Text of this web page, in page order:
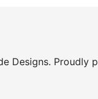
Designs. Proudly